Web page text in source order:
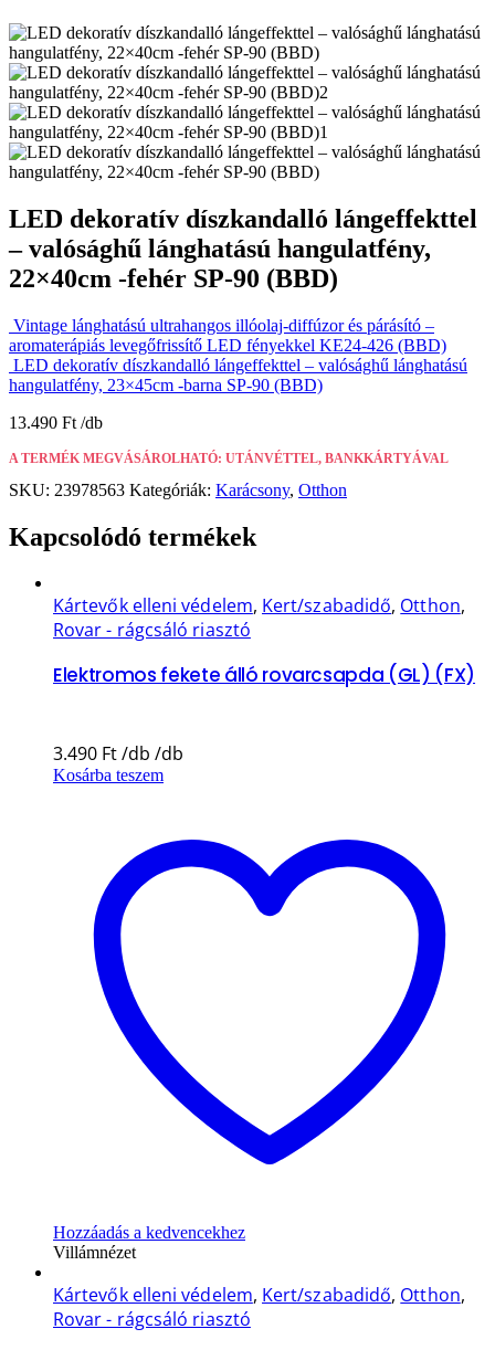
LED dekoratív díszkandalló lángeffekttel
– valósághű lánghatású hangulatfény,
22×40cm -fehér SP-90 (BBD)
Vintage lánghatású ultrahangos illóolaj-diffúzor és párásító –
aromaterápiás levegőfrissítő LED fényekkel KE24-426 (BBD)
LED dekoratív díszkandalló lángeffekttel – valósághű lánghatású
hangulatfény, 23×45cm -barna SP-90 (BBD)
13.490 Ft
A TERMÉK MEGVÁSÁROLHATÓ: UTÁNVÉTTEL, BANKKÁRTYÁVAL
SKU: 23978563 Kategóriák: Karácsony, Otthon
Kapcsolódó termékek
Kártevők elleni védelem, Kert/szabadidő, Otthon,
Rovar - rágcsáló riasztó
Elektromos fekete álló rovarcsapda (GL) (FX)
3.490 Ft
Kosárba teszem
Hozzáadás a kedvencekhez
Villámnézet
Kártevők elleni védelem, Kert/szabadidő, Otthon,
Rovar - rágcsáló riasztó